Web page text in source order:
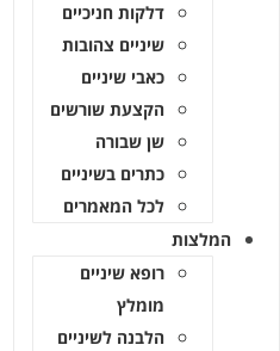
דלקות חניכיים
שיניים צהובות
כאבי שיניים
הקצעת שורשים
שן שבורה
כתרים בשיניים
לכל המאמרים
רופא שיניים
הלבנה לשיניים